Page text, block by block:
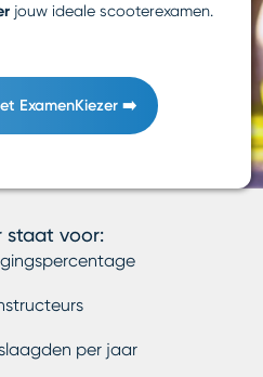
jouw ideale scooterexamen.
ExamenKiezer ➡️
staat voor:
per jaar